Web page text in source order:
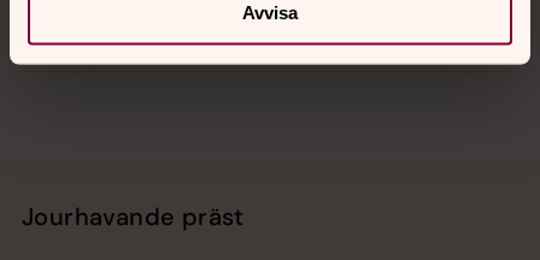
Avvisa
Jourhavande präst